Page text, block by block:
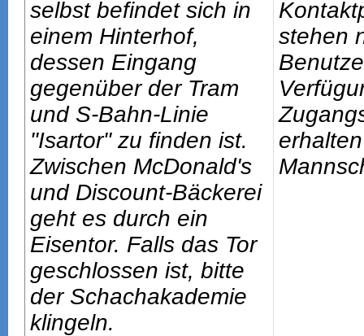
selbst befindet sich in
einem Hinterhof,
dessen Eingang
gegenüber der Tram
und S-Bahn-Linie
"Isartor" zu finden ist.
Zwischen McDonald's
und Discount-Bäckerei
geht es durch ein
Eisentor. Falls das Tor
geschlossen ist, bitte
der Schachakademie
klingeln.
stehen